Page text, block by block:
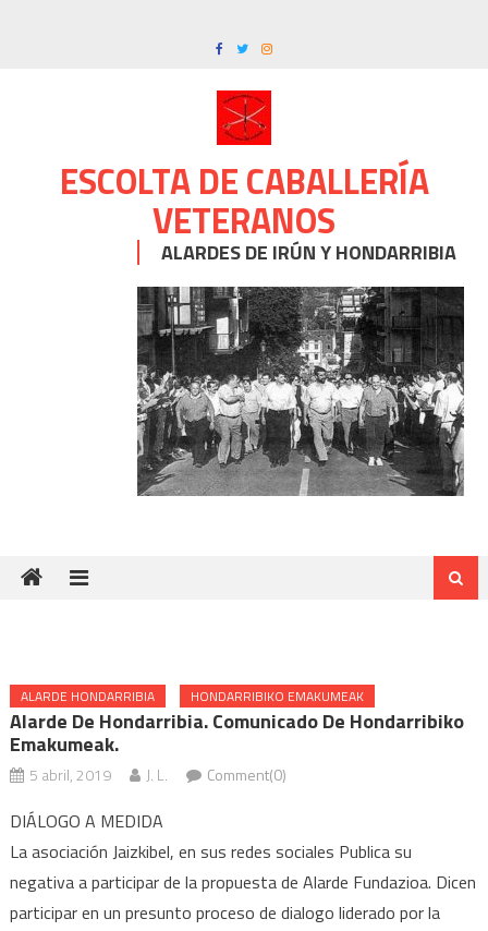
ESCOLTA DE CABALLERÍA
VETERANOS
ALARDES DE IRÚN Y HONDARRIBIA
ALARDE HONDARRIBIA HONDARRIBIKO EMAKUMEAK
Alarde De Hondarribia. Comunicado De Hondarribiko
Emakumeak.
5 abril, 2019 J. L. Comment(0)
DIÁLOGO A MEDIDA
La asociación Jaizkibel, en sus redes sociales Publica su
negativa a participar de la propuesta de Alarde Fundazioa. Dicen
participar en un presunto proceso de dialogo liderado por la